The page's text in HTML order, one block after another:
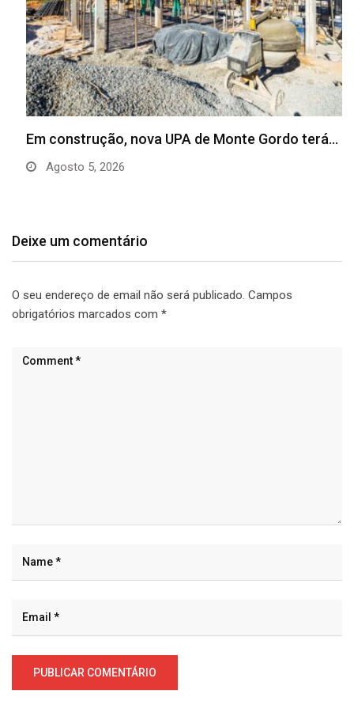
Em construção, nova UPA de Monte Gordo terá…
Agosto 5, 2026
Deixe um comentário
O seu endereço de email não será publicado. Campos
obrigatórios marcados com *